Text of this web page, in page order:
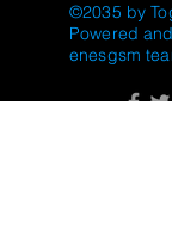
©2035 by
Powered
enesgsm